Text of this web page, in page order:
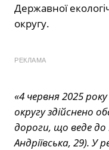
Державної
округу.
РЕКЛАМА
«4 червня 2025
округу здійснено
дороги, що веде до
Андріївська, 29).